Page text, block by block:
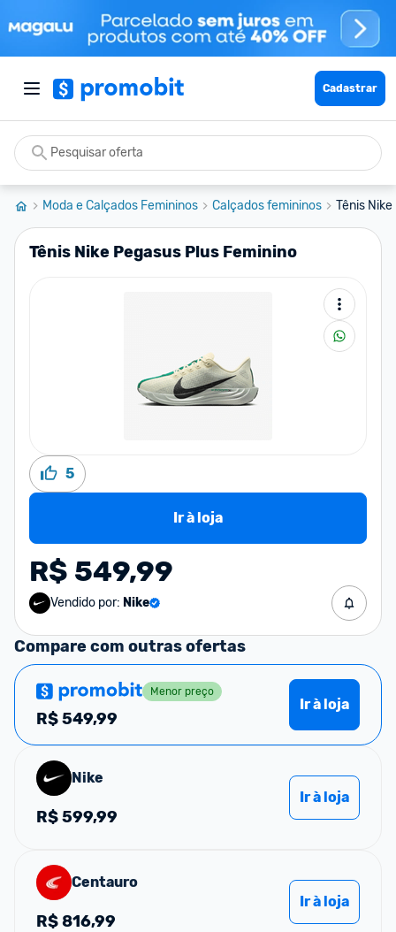
Cadastrar
Moda e Calçados Femininos Calçados femininos Tênis
Tênis Nike Pegasus Plus Feminino
5
Ir à loja
R$ 549,99
Vendido por: Nike
Compare com outras ofertas
Menor preço
R$549,99
Ir à loja
Nike
R$599,99
Ir à loja
Centauro
R$816,99
Ir à loja